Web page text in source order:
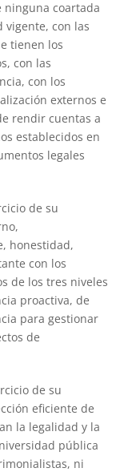
coartada
con las
tienen los
con las
con los
externos e
rendir cuentas a
establecidos en
legales
de su
honestidad,
con los
de los tres niveles
proactiva, de
para gestionar
de
de su
eficiente de
la legalidad y la
pública
ni